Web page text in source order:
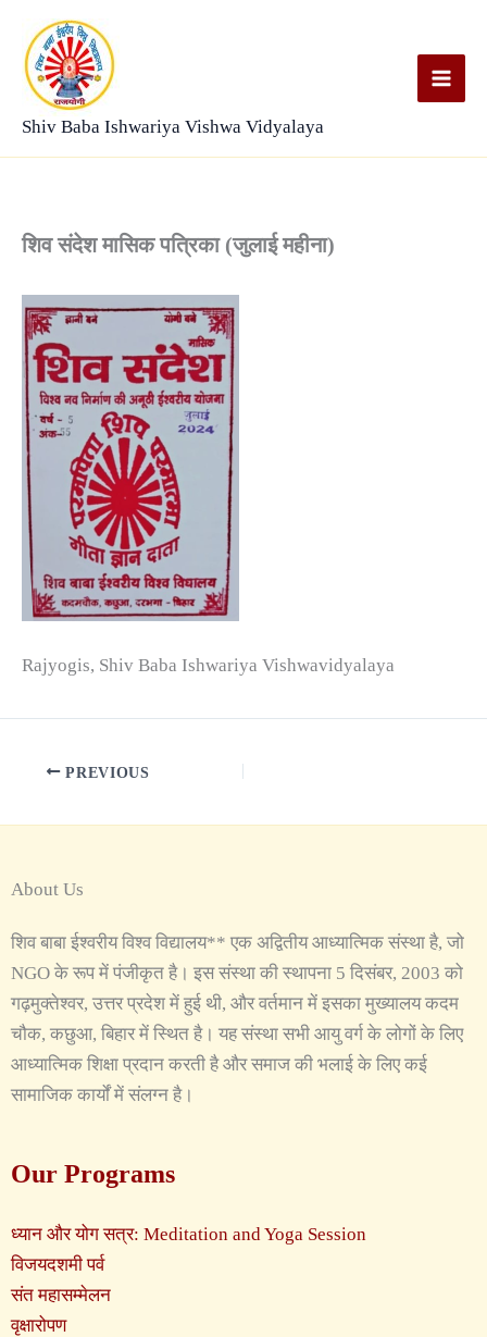
content
Shiv Baba Ishwariya Vishwa Vidyalaya
शिव संदेश मासिक पत्रिका (जुलाई महीना)
Rajyogis, Shiv Baba Ishwariya Vishwavidyalaya
PREVIOUS
About Us
शिव बाबा ईश्वरीय विश्व विद्यालय** एक अद्वितीय आध्यात्मिक संस्था है, जो
NGO के रूप में पंजीकृत है। इस संस्था की स्थापना 5 दिसंबर, 2003 को
गढ़मुक्तेश्वर, उत्तर प्रदेश में हुई थी, और वर्तमान में इसका मुख्यालय कदम
चौक, कछुआ, बिहार में स्थित है। यह संस्था सभी आयु वर्ग के लोगों के लिए
आध्यात्मिक शिक्षा प्रदान करती है और समाज की भलाई के लिए कई
सामाजिक कार्यों में संलग्न है।
Our Programs
ध्यान और योग सत्र: Meditation and Yoga Session
विजयदशमी पर्व
संत महासम्मेलन
वृक्षारोपण